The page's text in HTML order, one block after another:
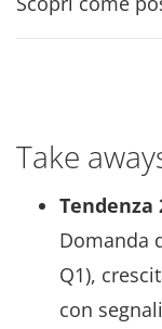
Take
Tendenza
Domanda
Q1),
con